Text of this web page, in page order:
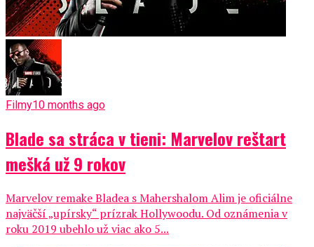
Filmy10 months ago
Blade sa stráca v tieni: Marvelov reštart
mešká už 9 rokov
Marvelov remake Bladea s Mahershalom Alim je oficiálne
najväčší „upírsky“ prízrak Hollywoodu. Od oznámenia v
roku 2019 ubehlo už viac ako 5...